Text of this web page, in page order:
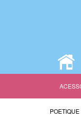
POETIQUE